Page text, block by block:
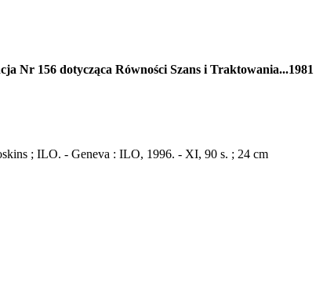
Nr 156 dotycząca Równości Szans i Traktowania...1981
; ILO. - Geneva : ILO, 1996. - XI, 90 s. ; 24 cm